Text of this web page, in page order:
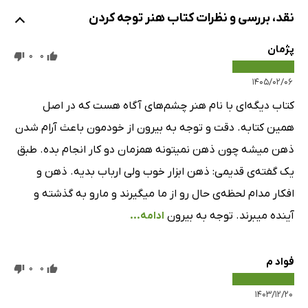
4 دقیقه و 33 ثانیه
سکوت را دنبال کنید
یک موجودی صوتی تهیه کنید
هر روز را مرور کنید
به صورت انتخابی گوش کنید
در شکار یک صدا باشید
در شکار یک احساس باشید
یک عکس صوتی بگیرید
یک نقشه صدا بسازید
یک نقشه حسی تهیه کنید
نقد، بررسی و نظرات کتاب هنر توجه کردن
پژمان
۱۴۰۵/۰۲/۰۶
0
0
کتاب دیگه‌ای با نام هنر چشم‌های آگاه هست که در اصل
همین کتابه. دقت و توجه به بیرون از خودمون باعث آرام شدن
ذهن میشه چون ذهن نمیتونه همزمان دو کار انجام بده. طبق
یک گفته‌ی قدیمی: ذهن ابزار خوب ولی ارباب بدیه. ذهن و
افکار مدام لحظه‌ی حال رو از ما میگیرند و مارو به گذشته و
آینده میبرند. توجه به بیرون ادامه...
فواد م
۱۴۰۳/۱۲/۲۰
0
0